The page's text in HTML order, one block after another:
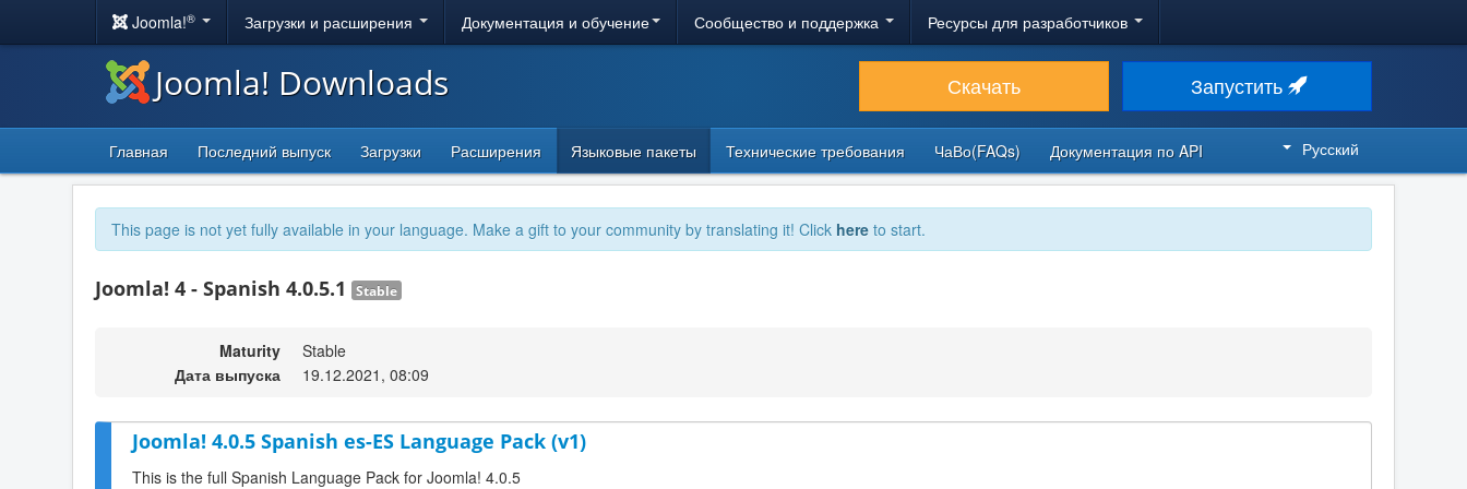
Joomla!® Загрузки и расширения Документация и обучение Сообщество и поддержка Ресурсы для разработчиков
Joomla! Downloads Скачать Запустить
Главная Последний выпуск Загрузки Расширения Языковые пакеты Технические требования ЧаВо(FAQs) Документация по API Русский
This page is not yet fully available in your language. Make a gift to your community by translating it! Click here to start.
Joomla! 4 - Spanish 4.0.5.1 Stable
Maturity
Stable
Дата выпуска
19.12.2021, 08:09
Joomla! 4.0.5 Spanish es-ES Language Pack (v1)
This is the full Spanish Language Pack for Joomla! 4.0.5